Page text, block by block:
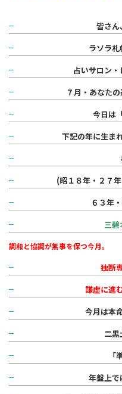
皆さん
ラソラ札
占いサロン
７月・あなた
今日は
下記の年に生ま
(昭１８年・２７
６３年
三
調和と協調が無事を保つ今月。
独断
謙虚に進
今月は本
二黒
「
年盤上で